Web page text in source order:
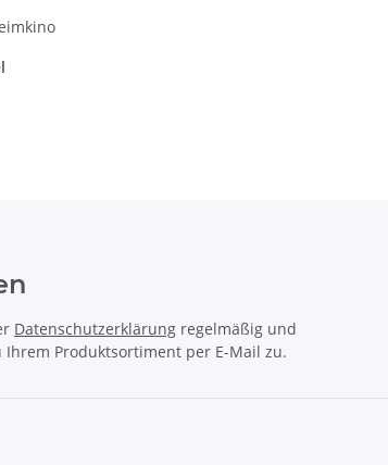
Datenschutzerklärung regelmäßig und
Produktsortiment per E-Mail zu.